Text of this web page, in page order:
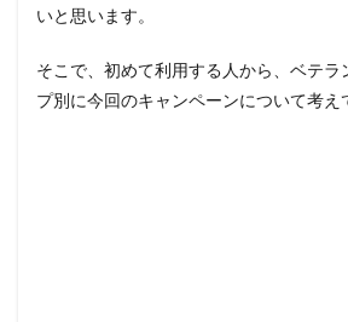
いと思います。
そこで、初めて利用する人から、ベテラ
プ別に今回のキャンペーンについて考え